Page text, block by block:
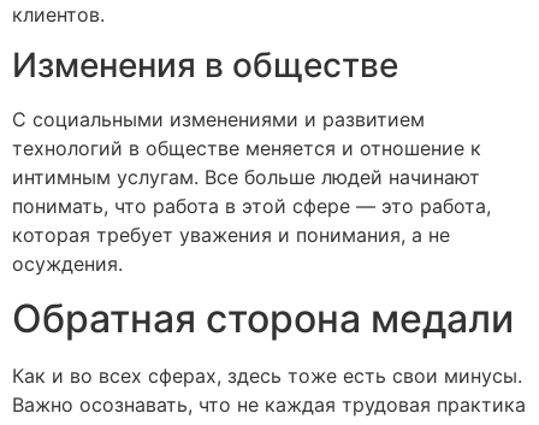
клиентов.
Изменения в обществе
С социальными изменениями и развитием
технологий в обществе меняется и отношение к
интимным услугам. Все больше людей начинают
понимать, что работа в этой сфере — это работа,
которая требует уважения и понимания, а не
осуждения.
Обратная сторона медали
Как и во всех сферах, здесь тоже есть свои минусы.
Важно осознавать, что не каждая трудовая практика